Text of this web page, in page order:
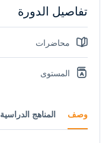
وصف المناهج الدراسية
تفاصيل الدورة
محاضرات
المستوى